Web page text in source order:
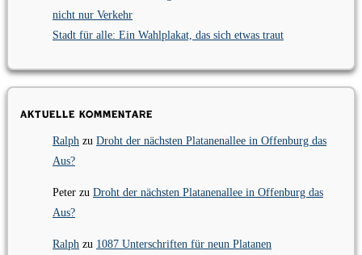
nicht nur Verkehr
Stadt für alle: Ein Wahlplakat, das sich etwas traut
Aktuelle Kommentare
Ralph zu Droht der nächsten Platanenallee in Offenburg das
Aus?
Peter zu Droht der nächsten Platanenallee in Offenburg das
Aus?
Ralph zu 1087 Unterschriften für neun Platanen